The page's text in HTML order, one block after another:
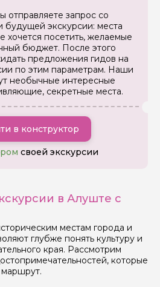
отправляете запрос со
будущей экскурсии: места
хочется посетить, желаемые
бюджет. После этого
предложения гидов на
по этим параметрам. Наши
необычные интересные
секретные места.
в конструктор
своей экскурсии
в Алуште с
местам города и
глубже понять культуру и
края. Рассмотрим
которые
маршрут.